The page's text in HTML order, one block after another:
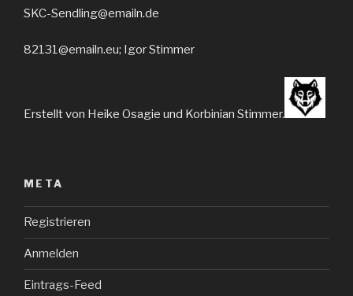
SKC-Sendling@emailn.de
82131@emailn.eu; Igor Stimmer
Erstellt von Heike Osagie und Korbinian Stimmer.
META
Registrieren
Anmelden
Eintrags-Feed